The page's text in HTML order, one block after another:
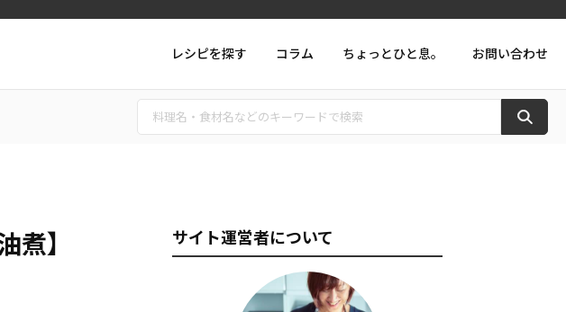
レシピを探す コラム ちょっとひと息。 お問い合わせ
煮】 サイト運営者について